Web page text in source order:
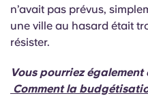
n’avait pas prévus,
une ville au hasard était
résister.
Vous pourriez également
Comment la